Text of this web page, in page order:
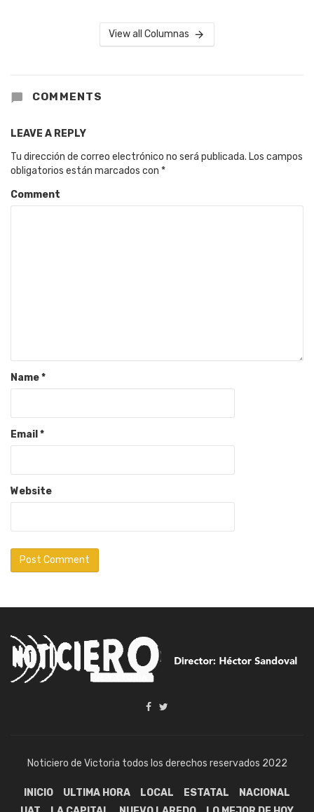
View all Columnas
COMMENTS
LEAVE A REPLY
Tu dirección de correo electrónico no será publicada. Los campos
obligatorios están marcados con *
Comment
Name*
Email *
Website
Noticiero de Victoria todos los derechos reservados 2022
INICIO ULTIMA HORA LOCAL ESTATAL
NACIONAL